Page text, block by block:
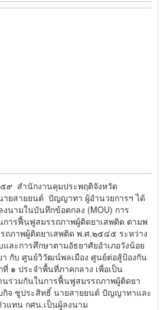
๙ สำนักงานคุมประพฤติจังหวัด
ายสายยนต์ ปัญญาทา ผู้อำนวยการฯ ได้
นามในบันทึกข้อตกลง (MOU) การ
ารฟื้นฟูสมรรถภาพผู้ติดยาเสพติด ตามพ
ภาพผู้ติดยาเสพติด พ.ศ.๒๕๔๕ ระหว่าง
ละการศึกษาตามอัธยาศัยอำเภอวังน้อย
กับ ศูนย์วิวัฒน์พลเมือง ศูนย์ต่อสู้ป้องกัน
๑ ประจำพื้นที่ภาคกลาง เพื่อเป็น
นร่วมกันในการฟื้นฟูสมรรถภาพผู้ติดยา
กิจ ชูประสิทธิ์ นายสายยนต์ ปัญญาทาและ
แทน กศน.เป็นผู้ลงนาม